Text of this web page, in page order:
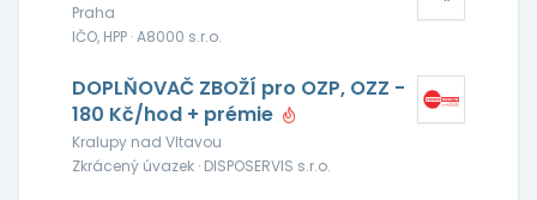
Praha
IČO, HPP · A8000 s.r.o.
DOPLŇOVAČ ZBOŽÍ pro OZP, OZZ -
180 Kč/hod + prémie
Kralupy nad Vltavou
Zkrácený úvazek · DISPOSERVIS s.r.o.